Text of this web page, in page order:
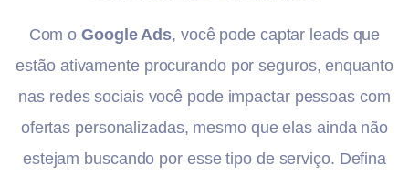
Com oGoogle Ads, você pode captar leads que
estão ativamente procurando por seguros, enquanto
nas redes sociais você pode impactar pessoas com
ofertas personalizadas, mesmo que elas ainda não
estejam buscando por esse tipo de serviço. Defina